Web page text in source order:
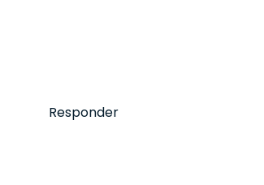
Responder